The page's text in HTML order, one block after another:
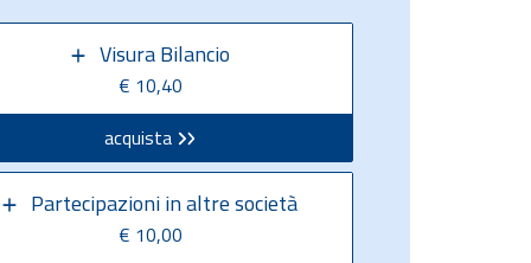
Visura Bilancio
€ 10,40
acquista
Partecipazioni in altre società
€ 10,00